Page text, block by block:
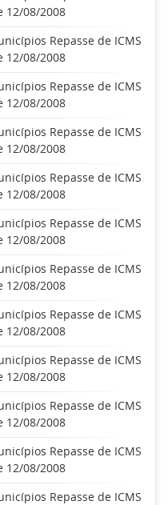
12/08/2008
Repasse de ICMS
12/08/2008
Repasse de ICMS
12/08/2008
Repasse de ICMS
12/08/2008
Repasse de ICMS
12/08/2008
Repasse de ICMS
12/08/2008
Repasse de ICMS
12/08/2008
Repasse de ICMS
12/08/2008
Repasse de ICMS
12/08/2008
Repasse de ICMS
12/08/2008
Repasse de ICMS
12/08/2008
Repasse de ICMS